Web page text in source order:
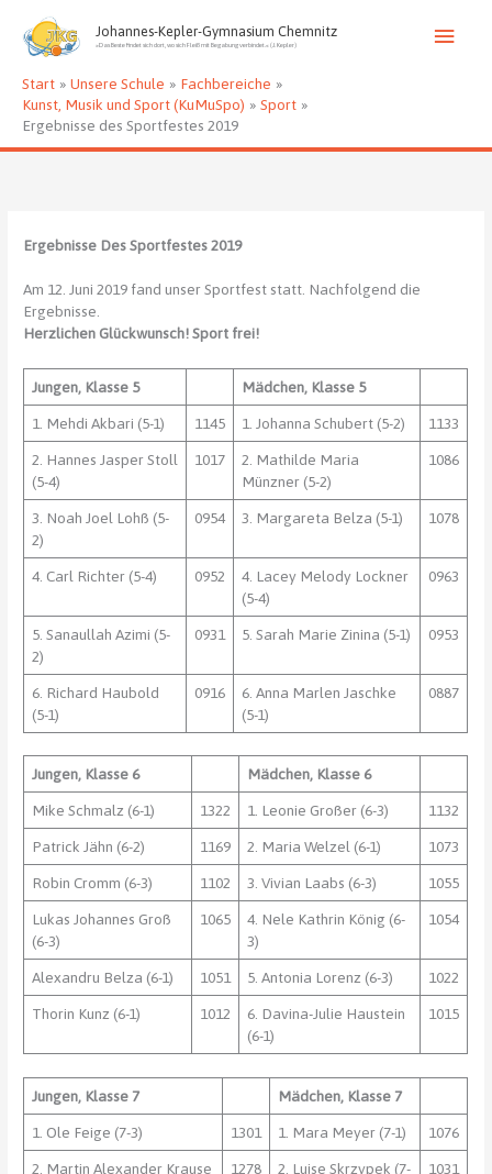
Inhalt
springen
Johannes-Kepler-Gymnasium Chemnitz
»Das Beste findet sich dort, wo sich Fleiß mit Begabung verbindet.« (J. Kepler)
Start Unsere Schule
Fachbereiche
Kunst, Musik und Sport (KuMuSpo)
Sport
Ergebnisse des Sportfestes 2019
Ergebnisse Des Sportfestes 2019
Am 12. Juni 2019 fand unser Sportfest statt. Nachfolgend die
Ergebnisse.
Herzlichen Glückwunsch! Sport frei!
Jungen, Klasse 5 Mädchen, Klasse 5
1. Mehdi Akbari (5-1) 1145 1. Johanna Schubert (5-2) 1133
2. Hannes Jasper Stoll
(5-4)
1017
2. Mathilde Maria
Münzner (5-2)
1086
3. Noah Joel Lohß (5-
2)
0954 3. Margareta Belza (5-1) 1078
4. Carl Richter (5-4) 0952
4. Lacey Melody Lockner
(5-4)
0963
5. Sanaullah Azimi (5-
2)
0931 5. Sarah Marie Zinina (5-1) 0953
6. Richard Haubold
(5-1)
0916
6. Anna Marlen Jaschke
(5-1)
0887
Jungen, Klasse 6 Mädchen, Klasse 6
Mike Schmalz (6-1) 1322 1. Leonie Großer (6-3) 1132
Patrick Jähn (6-2) 1169 2. Maria Welzel (6-1) 1073
Robin Cromm (6-3) 1102 3. Vivian Laabs (6-3) 1055
Lukas Johannes Groß
(6-3)
1065
4. Nele Kathrin König (6-
3)
1054
Alexandru Belza (6-1) 1051 5. Antonia Lorenz (6-3) 1022
Thorin Kunz (6-1) 1012
6. Davina-Julie Haustein
(6-1)
1015
Jungen, Klasse 7 Mädchen, Klasse 7
1. Ole Feige (7-3) 1301 1. Mara Meyer (7-1) 1076
2. Martin Alexander Krause
1278
2. Luise Skrzypek (7-
1031